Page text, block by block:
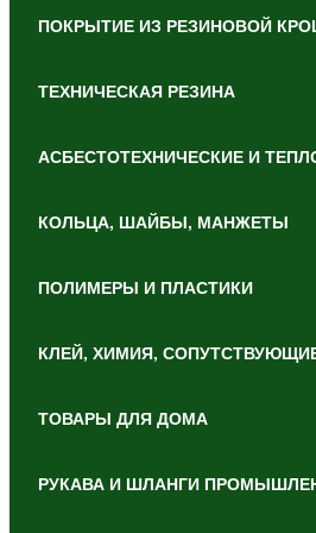
ПОКРЫТИЕ ИЗ РЕЗИНОВОЙ
ТЕХНИЧЕСКАЯ РЕЗИНА
АСБЕСТОТЕХНИЧЕСКИЕ И
КОЛЬЦА, ШАЙБЫ, МАНЖЕТЫ
ПОЛИМЕРЫ И ПЛАСТИКИ
КЛЕЙ, ХИМИЯ,
ТОВАРЫ ДЛЯ ДОМА
РУКАВА И ШЛАНГИ